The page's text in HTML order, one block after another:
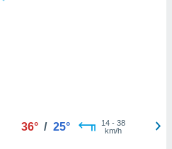
36° / 25° 14- 38
km/h